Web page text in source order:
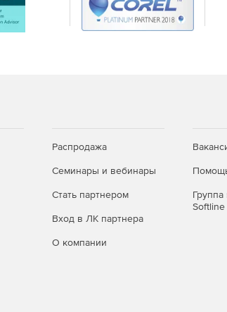
Распродажа
Семинары и вебинары
Стать партнером
Вход в ЛК партнера
О компании
Softline